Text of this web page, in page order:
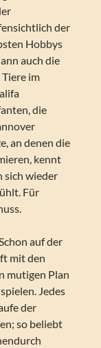
der
Hobbys
auch die
im
die
an denen die
kennt
sich wieder
Für
auf der
mit den
mutigen Plan
Jedes
der
so beliebt